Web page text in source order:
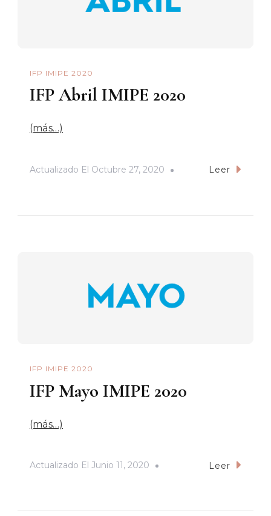
IFP IMIPE 2020
IFP Abril IMIPE 2020
(más…)
Actualizado El Octubre 27, 2020 Leer
IFP IMIPE 2020
IFP Mayo IMIPE 2020
(más…)
Actualizado El Junio 11, 2020 Leer